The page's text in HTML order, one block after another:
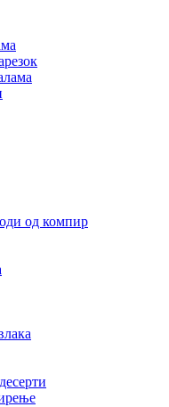
од компир